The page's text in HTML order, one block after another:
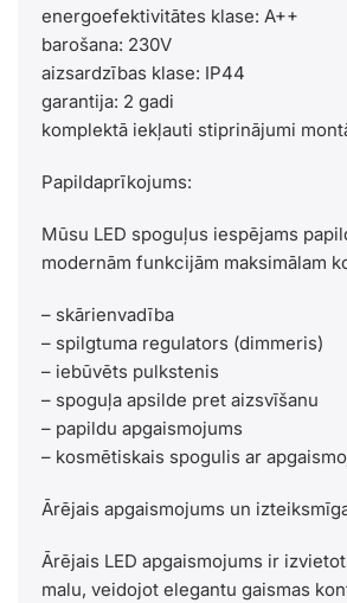
energoefektivitātes klase: A++
barošana: 230V
aizsardzības klase: IP44
garantija: 2 gadi
komplektā iekļauti stiprinājumi
Papildaprīkojums:
Mūsu LED spoguļus iespējams
modernām funkcijām maksimālam
– skārienvadība
– spilgtuma regulators (dimmeris)
– iebūvēts pulkstenis
– spoguļa apsilde pret aizsvīšanu
– papildu apgaismojums
– kosmētiskais spogulis ar
Ārējais apgaismojums un
Ārējais LED apgaismojums ir
malu, veidojot elegantu gaismas